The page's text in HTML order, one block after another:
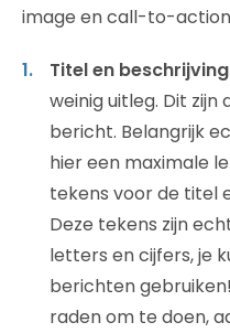
image en call-to-
Titel en
weinig uitleg. Dit
bericht. Belangrijk
hier een maximale
tekens voor de titel
Deze tekens zijn
letters en cijfers, je
berichten
raden om te doen,